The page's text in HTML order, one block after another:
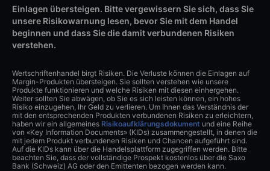
Einlagen übersteigen. Bitte vergewissern Sie sich, dass Sie
unsere Risikowarnung lesen, bevor Sie mit dem Handel
beginnen und dass Sie die damit verbundenen Risiken
verstehen.
Wertschriftenhandel birgt Risiken. Die Verluste können die Einlagen auf
Margin-Produkten übersteigen. Sie sollten verstehen wie unsere
Produkte funktionieren und welche Risiken mit diesen einhergehen.
Weiter sollten Sie abwägen, ob Sie es sich leisten können, ein hohes
Risiko einzugehen, Ihr Geld zu verlieren. Um Ihnen das Verständnis der
mit den entsprechenden Produkten verbundenen Risiken zu erleichtern,
haben wir ein allgemeines Risikoaufklärungsdokument und eine Reihe
von «Key Information Documents» (KIDs) zusammengestellt, in denen die
mit jedem Produkt verbundenen Risiken und Chancen aufgeführt sind.
Auf die KIDs kann über die Handelsplattform zugegriffen werden. Bitte
beachten Sie, dass der vollständige Prospekt kostenlos über die Saxo
Bank (Schweiz) AG oder den Emittenten bezogen werden kann.